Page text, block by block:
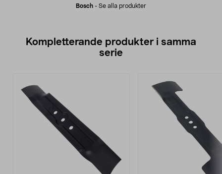
Bosch - Se alla produkter
Kompletterande produkter i samma
serie